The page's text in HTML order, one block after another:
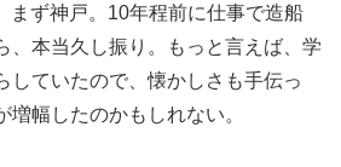
まず神戸。10年程前に仕事で造船
、本当久し振り。もっと言えば、学
していたので、懐かしさも手伝っ
増幅したのかもしれない。